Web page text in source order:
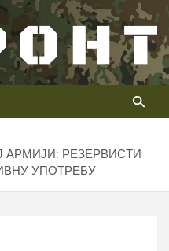
АРМИЈИ: РЕЗЕРВИСТИ
УПОТРЕБУ